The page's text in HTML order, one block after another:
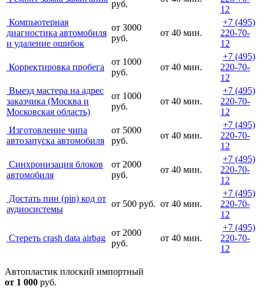
руб.
12
Компьютерная
диагностика автомобиля
и удаление ошибок
от 3000
руб.
от 40 мин.
+7 (495)
220-70-
12
Корректировка пробега
от 1000
руб.
от 40 мин.
+7 (495)
220-70-
12
Выезд мастера на адрес
заказчика (Москва и
Московская область)
от 1000
руб.
от 40 мин.
+7 (495)
220-70-
12
Изготовление чипа
автозапуска автомобиля
от 5000
руб.
от 40 мин.
+7 (495)
220-70-
12
Синхронизация блоков
автомобиля
от 2000
руб.
от 40 мин.
+7 (495)
220-70-
12
Достать пин (pin) код от
аудиосистемы
от 500 руб. от 40 мин.
+7 (495)
220-70-
12
Cтереть crash data airbag
от 2000
руб.
от 40 мин.
+7 (495)
220-70-
12
Автопластик плоский импортный
от 1 000 руб.